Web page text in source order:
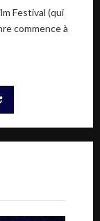
Festival (qui
commence à